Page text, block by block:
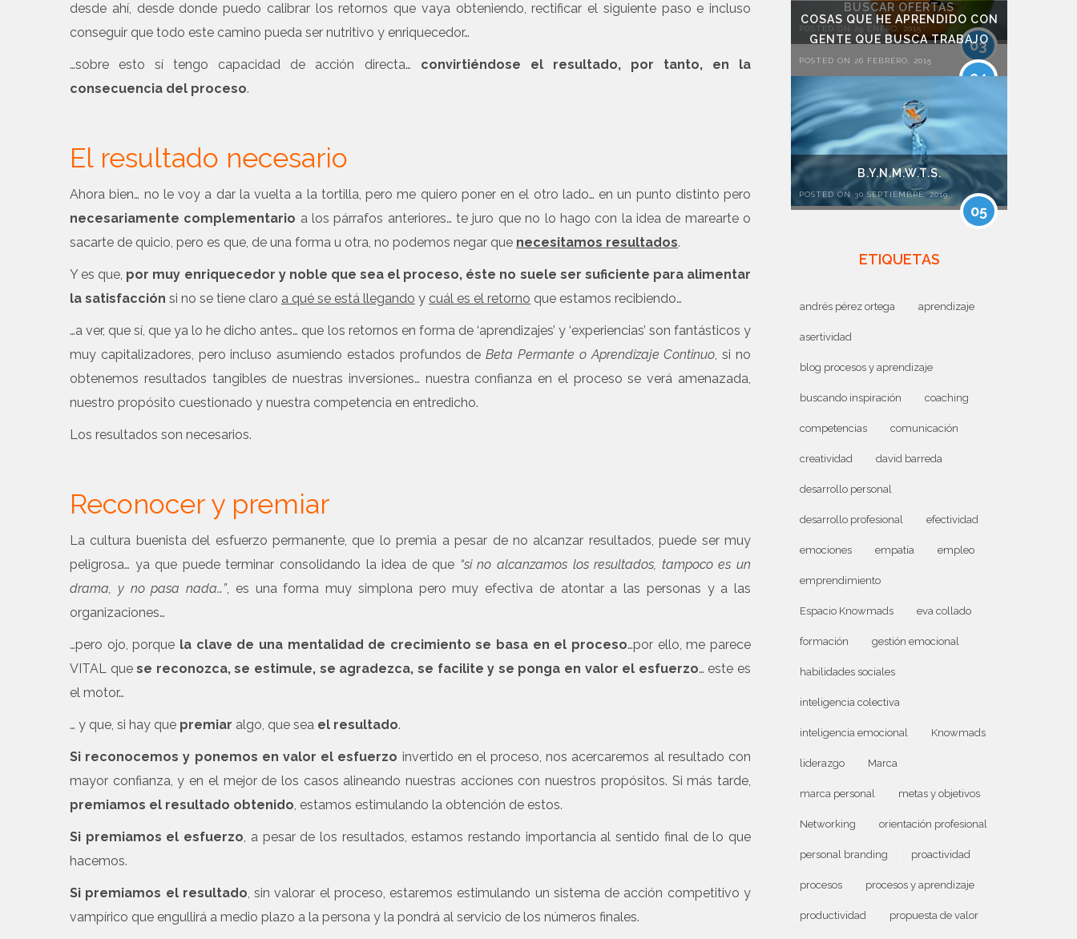
desde ahí, desde donde puedo calibrar los retornos que vaya obteniendo, rectificar el siguiente paso e incluso
conseguir que todo este camino pueda ser nutritivo y enriquecedor…
…sobre esto sí tengo capacidad de acción directa… convirtiéndose el resultado, por tanto, en la
consecuencia del proceso.
El resultado necesario
Ahora bien… no le voy a dar la vuelta a la tortilla, pero me quiero poner en el otro lado… en un punto distinto pero
necesariamente complementario a los párrafos anteriores… te juro que no lo hago con la idea de marearte o
sacarte de quicio, pero es que, de una forma u otra, no podemos negar que necesitamos resultados.
Y es que, por muy enriquecedor y noble que sea el proceso, éste no suele ser suficiente para alimentar
la satisfacción si no se tiene claro a qué se está llegando y cuál es el retorno que estamos recibiendo…
…a ver, que sí, que ya lo he dicho antes… que los retornos en forma de ‘aprendizajes’ y ‘experiencias’ son fantásticos y
muy capitalizadores, pero incluso asumiendo estados profundos deBeta Permante o Aprendizaje Continuo, si no
obtenemos resultados tangibles de nuestras inversiones… nuestra confianza en el proceso se verá amenazada,
nuestro propósito cuestionado y nuestra competencia en entredicho.
Los resultados son necesarios.
Reconocer y premiar
La cultura buenista del esfuerzo permanente, que lo premia a pesar de no alcanzar resultados, puede ser muy
peligrosa… ya que puede terminar consolidando la idea de que “si no alcanzamos los resultados, tampoco es un
drama, y no pasa nada…”, es una forma muy simplona pero muy efectiva de atontar a las personas y a las
organizaciones…
…pero ojo, porque la clave de una mentalidad de crecimiento se basa en el proceso…por ello, me parece
VITAL quese reconozca, se estimule, se agradezca, se facilite y se ponga en valor el esfuerzo… este es
el motor…
… y que, si hay que premiar algo, que sea el resultado.
Si reconocemos y ponemos en valor el esfuerzo invertido en el proceso, nos acercaremos al resultado con
mayor confianza, y en el mejor de los casos alineando nuestras acciones con nuestros propósitos. Si más tarde,
premiamos el resultado obtenido, estamos estimulando la obtención de estos.
Si premiamos el esfuerzo, a pesar de los resultados, estamos restando importancia al sentido final de lo que
hacemos.
Si premiamos el resultado, sin valorar el proceso, estaremos estimulando un sistema de acción competitivo y
vampírico que engullirá a medio plazo a la persona y la pondrá al servicio de los números finales.
BUSCAR OFERTAS
POSTED ON 29 ENERO, 2015
03
COSAS QUE HE APRENDIDO CON
GENTE QUE BUSCA TRABAJO
POSTED ON 26 FEBRERO, 2015
04
B.Y.N.M.W.T.S.
POSTED ON 30 SEPTIEMBRE, 2019
05
ETIQUETAS
andrés pérez ortega aprendizaje
asertividad
blog procesos y aprendizaje
buscando inspiración coaching
competencias comunicación
creatividad david barreda
desarrollo personal
desarrollo profesional efectividad
emociones empatía empleo
emprendimiento
Espacio Knowmads eva collado
formación gestión emocional
habilidades sociales
inteligencia colectiva
inteligencia emocional Knowmads
liderazgo Marca
marca personal metas y objetivos
Networking orientación profesional
personal branding proactividad
procesos procesos y aprendizaje
productividad propuesta de valor